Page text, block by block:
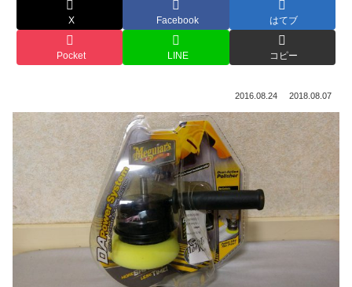
X Facebook はてブ
Pocket LINE コピー
2016.08.24 2018.08.07